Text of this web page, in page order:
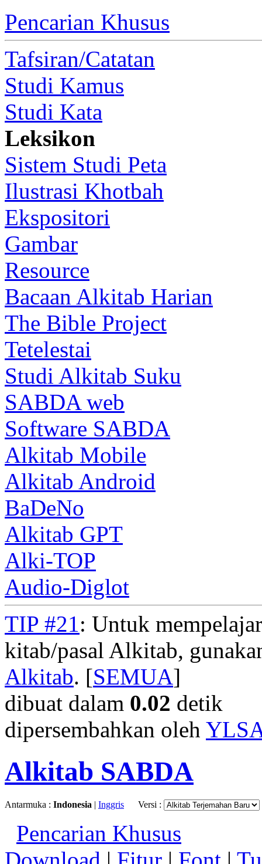
Pencarian Khusus
Tafsiran/Catatan
Studi Kamus
Studi Kata
Leksikon
Sistem Studi Peta
Ilustrasi Khotbah
Ekspositori
Gambar
Resource
Bacaan Alkitab Harian
The Bible Project
Tetelestai
Studi Alkitab Suku
SABDA web
Software SABDA
Alkitab Mobile
Alkitab Android
BaDeNo
Alkitab GPT
Alki-TOP
Audio-Diglot
TIP #21: Untuk
kitab/pasal Alkitab,
Alkitab. [SEMUA]
dibuat dalam 0.02 detik
dipersembahkan oleh
Alkitab SABDA
Antarmuka : Indonesia | Inggris Versi :
Pencarian Khusus